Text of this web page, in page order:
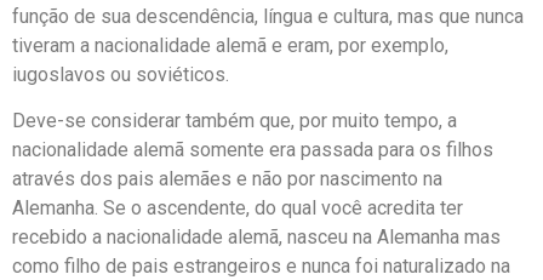
função de sua descendência, língua e cultura, mas que nunca
tiveram a nacionalidade alemã e eram, por exemplo,
iugoslavos ou soviéticos.
Deve-se considerar também que, por muito tempo, a
nacionalidade alemã somente era passada para os filhos
através dos pais alemães e não por nascimento na
Alemanha. Se o ascendente, do qual você acredita ter
recebido a nacionalidade alemã, nasceu na Alemanha mas
como filho de pais estrangeiros e nunca foi naturalizado na